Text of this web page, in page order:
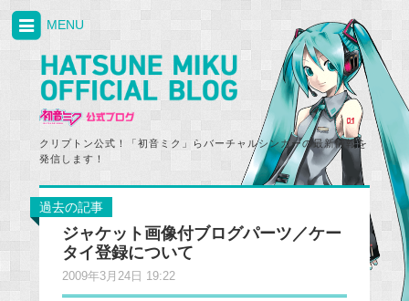
クリプトン公式！「初音ミク」らバーチャルシンガーの最新情報を
発信します！
MENU
過去の記事
ジャケット画像付ブログパーツ／ケー
タイ登録について
2009年3月24日 19:22